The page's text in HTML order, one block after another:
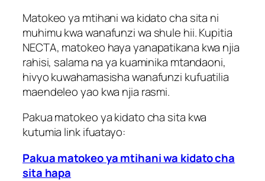
Matokeo ya mtihani wa kidato cha sita ni
muhimu kwa wanafunzi wa shule hii. Kupitia
NECTA, matokeo haya yanapatikana kwa njia
rahisi, salama na ya kuaminika mtandaoni,
hivyo kuwahamasisha wanafunzi kufuatilia
maendeleo yao kwa njia rasmi.
Pakua matokeo ya kidato cha sita kwa
kutumia link ifuatayo:
Pakua matokeo ya mtihani wa kidato cha
sita hapa